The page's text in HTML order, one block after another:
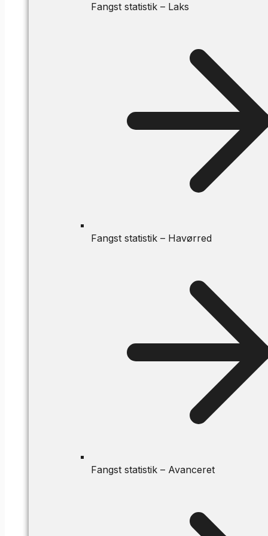
Fangst statistik – Laks
Fangst statistik – Havørred
Fangst statistik – Avanceret